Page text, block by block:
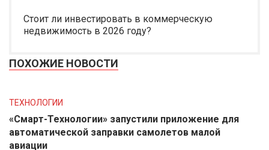
Стоит ли инвестировать в коммерческую
недвижимость в 2026 году?
ПОХОЖИЕ НОВОСТИ
ТЕХНОЛОГИИ
«Смарт-Технологии» запустили приложение для
автоматической заправки самолетов малой
авиации